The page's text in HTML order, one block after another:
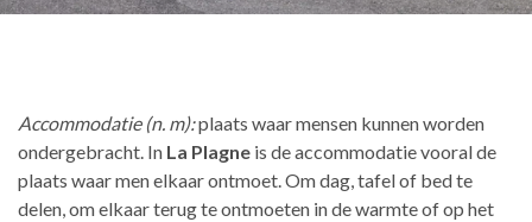
Accommodatie (n. m):plaats waar mensen kunnen worden
ondergebracht. In La Plagne is de accommodatie vooral de
plaats waar men elkaar ontmoet. Om dag, tafel of bed te
delen, om elkaar terug te ontmoeten in de warmte of op het